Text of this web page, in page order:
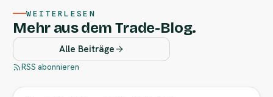
WEITERLESEN
Mehr aus dem Trade-Blog.
Alle Beiträge
RSS abonnieren